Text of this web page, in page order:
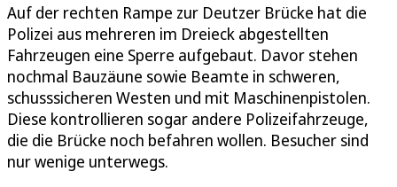
Auf der rechten Rampe zur Deutzer Brücke hat die
Polizei aus mehreren im Dreieck abgestellten
Fahrzeugen eine Sperre aufgebaut. Davor stehen
nochmal Bauzäune sowie Beamte in schweren,
schusssicheren Westen und mit Maschinenpistolen.
Diese kontrollieren sogar andere Polizeifahrzeuge,
die die Brücke noch befahren wollen. Besucher sind
nur wenige unterwegs.